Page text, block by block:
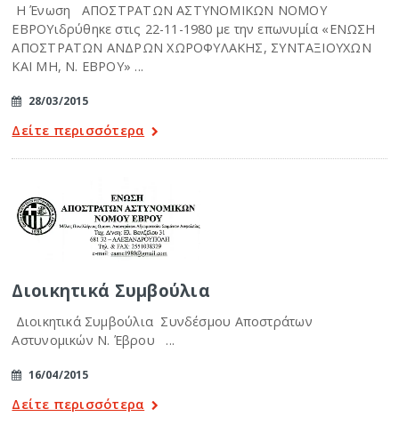
Η Ένωση ΑΠΟΣΤΡΑΤΩΝ ΑΣΤΥΝΟΜΙΚΩΝ ΝΟΜΟΥ
ΕΒΡΟΥιδρύθηκε στις 22-11-1980 με την επωνυμία «ΕΝΩΣΗ
ΑΠΟΣΤΡΑΤΩΝ ΑΝΔΡΩΝ ΧΩΡΟΦΥΛΑΚΗΣ, ΣΥΝΤΑΞΙΟΥΧΩΝ
ΚΑΙ ΜΗ, Ν. ΕΒΡΟΥ» ...
28/03/2015
Δείτε περισσότερα
Διοικητικά Συμβούλια
Διοικητικά Συμβούλια Συνδέσμου Αποστράτων
Αστυνομικών Ν. Έβρου ...
16/04/2015
Δείτε περισσότερα